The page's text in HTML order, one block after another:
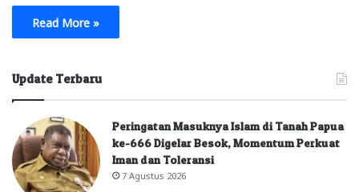
Read More »
Update Terbaru
Peringatan Masuknya Islam di Tanah Papua
ke-666 Digelar Besok, Momentum Perkuat
Iman dan Toleransi
7 Agustus 2026